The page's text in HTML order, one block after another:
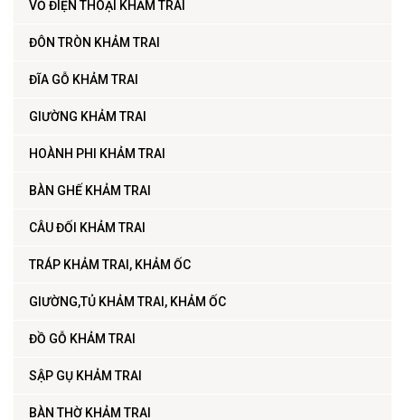
VỎ ĐIỆN THOẠI KHẢM TRAI
ĐÔN TRÒN KHẢM TRAI
ĐĨA GỖ KHẢM TRAI
GIƯỜNG KHẢM TRAI
HOÀNH PHI KHẢM TRAI
BÀN GHẾ KHẢM TRAI
CÂU ĐỐI KHẢM TRAI
TRÁP KHẢM TRAI, KHẢM ỐC
GIƯỜNG,TỦ KHẢM TRAI, KHẢM ỐC
ĐỒ GỖ KHẢM TRAI
SẬP GỤ KHẢM TRAI
BÀN THỜ KHẢM TRAI